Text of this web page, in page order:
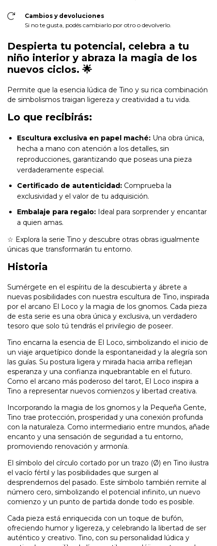
Cambios y devoluciones
Si no te gusta, podés cambiarlo por otro o devolverlo.
Despierta tu potencial, celebra a tu
niño interior y abraza la magia de los
nuevos ciclos. 🌟
Permite que la esencia lúdica de Tino y su rica combinación
de simbolismos traigan ligereza y creatividad a tu vida.
Lo que recibirás:
Escultura exclusiva en papel maché: Una obra única,
hecha a mano con atención a los detalles, sin
reproducciones, garantizando que poseas una pieza
verdaderamente especial.
Certificado de autenticidad: Comprueba la
exclusividad y el valor de tu adquisición.
Embalaje para regalo: Ideal para sorprender y encantar
a quien amas.
☆ Explora la serie Tino y descubre otras obras igualmente
únicas que transformarán tu entorno.
Historia
Sumérgete en el espíritu de la descubierta y ábrete a
nuevas posibilidades con nuestra escultura de Tino, inspirada
por el arcano El Loco y la magia de los gnomos. Cada pieza
de esta serie es una obra única y exclusiva, un verdadero
tesoro que solo tú tendrás el privilegio de poseer.
Tino encarna la esencia de El Loco, simbolizando el inicio de
un viaje arquetípico donde la espontaneidad y la alegría son
las guías. Su postura ligera y mirada hacia arriba reflejan
esperanza y una confianza inquebrantable en el futuro.
Como el arcano más poderoso del tarot, El Loco inspira a
Tino a representar nuevos comienzos y libertad creativa.
Incorporando la magia de los gnomos y la Pequeña Gente,
Tino trae protección, prosperidad y una conexión profunda
con la naturaleza. Como intermediario entre mundos, añade
encanto y una sensación de seguridad a tu entorno,
promoviendo renovación y armonía.
El símbolo del círculo cortado por un trazo (Ø) en Tino ilustra
el vacío fértil y las posibilidades que surgen al
desprendernos del pasado. Este símbolo también remite al
número cero, simbolizando el potencial infinito, un nuevo
comienzo y un punto de partida donde todo es posible.
Cada pieza está enriquecida con un toque de bufón,
ofreciendo humor y ligereza, y celebrando la libertad de ser
auténtico y creativo. Tino, con su personalidad lúdica y